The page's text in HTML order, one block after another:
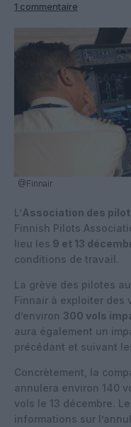
1 commentaire
@Finnair
L’Association des
Finnish Pilots
lieu les 9 et 13
conditions de travail.
La grève des pilotes
Finnair à exploiter des
d’environ 300 vols
aura également un
précédant et suivant
Concrètement, la
annulera environ 140
vols le 13 décembre.
informations sur